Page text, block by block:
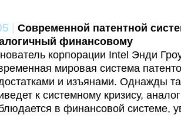
| Современной патентной
финансовому
корпорации Intel Энди
мировая система
и изъянами. Однажды
к системному кризису,
в финансовой системе,